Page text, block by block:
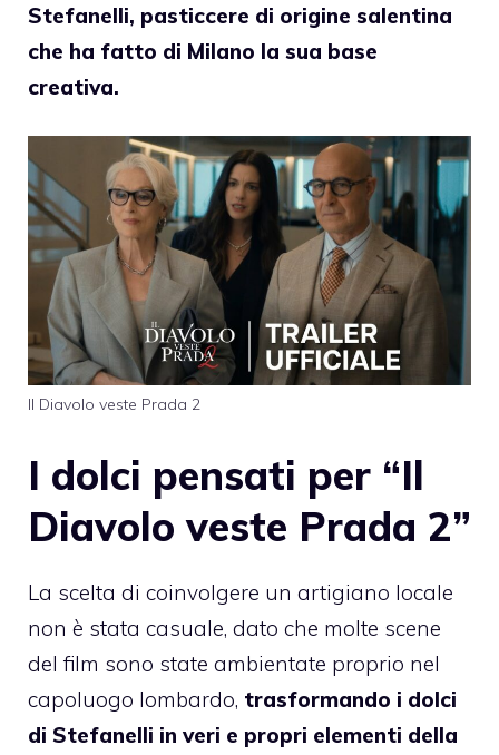
Stefanelli, pasticcere di origine salentina
che ha fatto di Milano la sua base
creativa.
Il Diavolo veste Prada 2
I dolci pensati per “Il
Diavolo veste Prada 2”
La scelta di coinvolgere un artigiano locale
non è stata casuale, dato che molte scene
del film sono state ambientate proprio nel
capoluogo lombardo, trasformando i dolci
di Stefanelli in veri e propri elementi della